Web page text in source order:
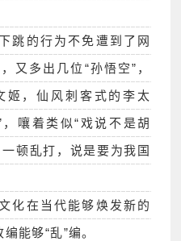
跳的行为不免遭到了网
又多出几位“孙悟空”，
姬，仙风刺客式的李太
嚷着类似“戏说不是胡
顿乱打，说是要为我国
化在当代能够焕发新的
能够“乱”编。